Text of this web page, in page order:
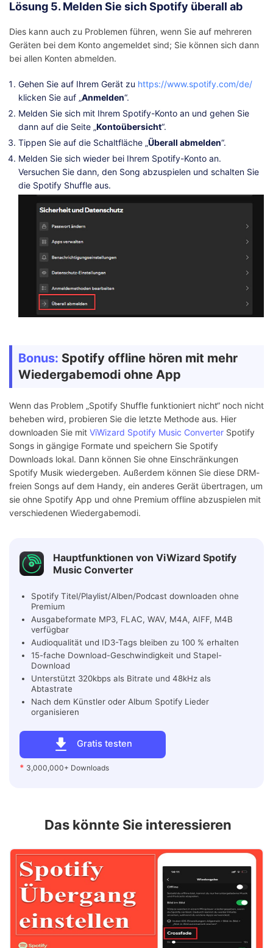
Lösung 5. Melden Sie sich Spotify überall ab
Dies kann auch zu Problemen führen, wenn Sie auf mehreren
Geräten bei dem Konto angemeldet sind; Sie können sich dann
bei allen Konten abmelden.
Gehen Sie auf Ihrem Gerät zu https://www.spotify.com/de/
klicken Sie auf „Anmelden“.
Melden Sie sich mit Ihrem Spotify-Konto an und gehen Sie
dann auf die Seite „Kontoübersicht“.
Tippen Sie auf die Schaltfläche „Überall abmelden“.
Melden Sie sich wieder bei Ihrem Spotify-Konto an.
Versuchen Sie dann, den Song abzuspielen und schalten Sie
die Spotify Shuffle aus.
Bonus: Spotify offline hören mit mehr
Wiedergabemodi ohne App
Wenn das Problem „Spotify Shuffle funktioniert nicht“ noch nicht
beheben wird, probieren Sie die letzte Methode aus. Hier
downloaden Sie mit ViWizard Spotify Music Converter Spotify
Songs in gängige Formate und speichern Sie Spotify
Downloads lokal. Dann können Sie ohne Einschränkungen
Spotify Musik wiedergeben. Außerdem können Sie diese DRM-
freien Songs auf dem Handy, ein anderes Gerät übertragen, um
sie ohne Spotify App und ohne Premium offline abzuspielen mit
verschiedenen Wiedergabemodi.
Hauptfunktionen von ViWizard Spotify
Music Converter
Gratis testen
* 3,000,000+ Downloads
Spotify Titel/Playlist/Alben/Podcast downloaden ohne
Premium
Ausgabeformate MP3, FLAC, WAV, M4A, AIFF, M4B
verfügbar
Audioqualität und ID3-Tags bleiben zu 100 % erhalten
15-fache Download-Geschwindigkeit und Stapel-
Download
Unterstützt 320kbps als Bitrate und 48kHz als
Abtastrate
Nach dem Künstler oder Album Spotify Lieder
organisieren
Das könnte Sie interessieren